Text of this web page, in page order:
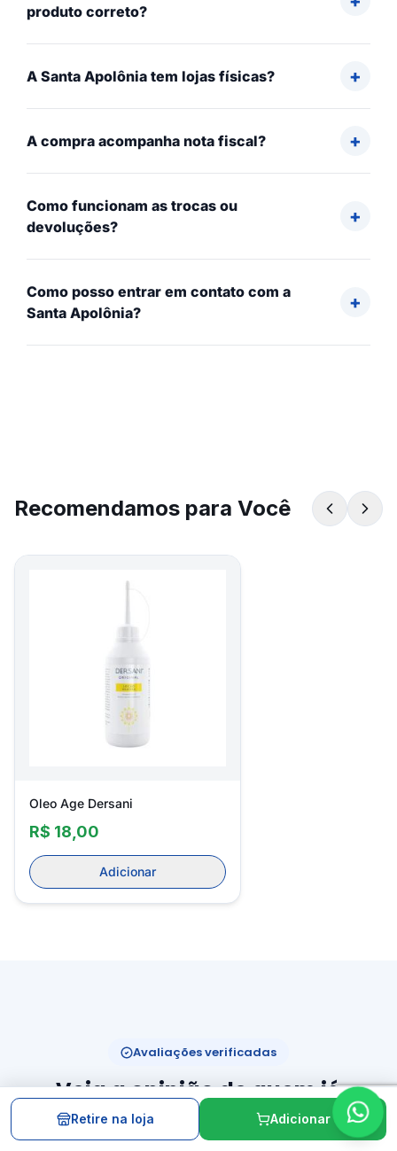
produto correto?
A Santa Apolônia tem lojas físicas?
A compra acompanha nota fiscal?
Como funcionam as trocas ou
devoluções?
Como posso entrar em contato com a
Santa Apolônia?
Recomendamos para Você
Oleo Age Dersani
R$ 18,00
Adicionar
Avaliações verificadas
Veja a opinião de quem já
comprou
Comentários reais de clientes que compraram,
Retire na loja Adicionar